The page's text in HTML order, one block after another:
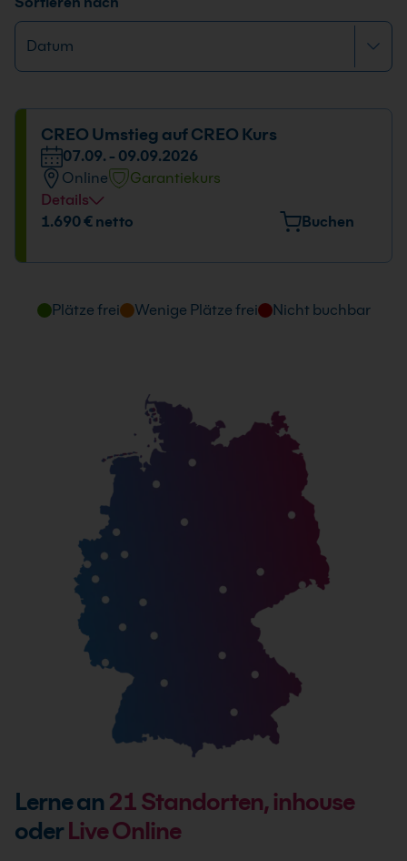
CREO Umstieg auf CREO Kurs
07.09. - 09.09.2026
Online
Garantiekurs
Details
Datum und Uhrzeit
1.690 € netto Buchen
Plätze frei Wenige Plätze frei Nicht buchbar
Lerne an 21Standorten, inhouse
oderLive Online